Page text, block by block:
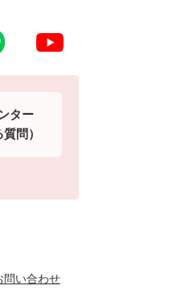
ター
問）
問い合わせ